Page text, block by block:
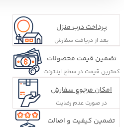
پرداخت درب منزل
بعد از دریافت سفارش
تضمین قیمت محصولات
کمترین قیمت در سطح اینترنت
امکان مرجوع سفارش
در صورت عدم رضایت
تضمین کیفیت و اصالت